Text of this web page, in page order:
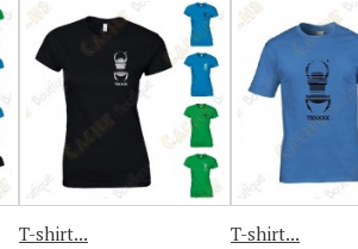
T-shirt... T-shirt...